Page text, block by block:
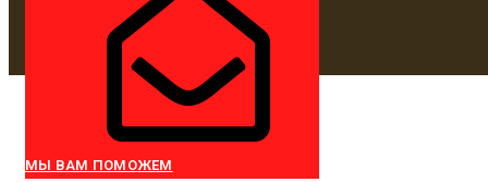
МЫ ВАМ ПОМОЖЕМ